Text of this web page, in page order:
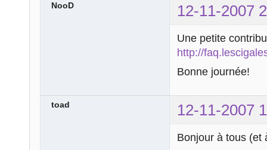
NooD 12-11-2007
Une petite
http://
Bonne journée!
toad 12-11-2007
Bonjour à tous (et